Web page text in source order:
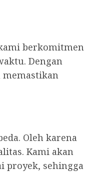
berkomitmen
Dengan
memastikan
Oleh karena
Kami akan
proyek, sehingga